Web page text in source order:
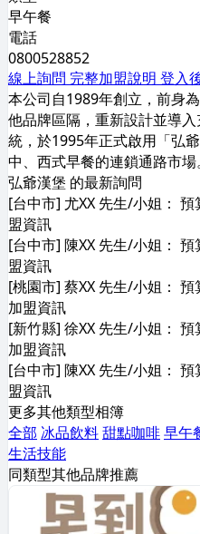
早午餐
電話
0800528852
線上詢問 完整加盟說明 登入
本公司自1989年創立，前身
他品牌區隔，重新設計並導
統，於1995年正式啟用「弘
中、西式早餐的連鎖通路市
弘爺漢堡 的最新詢問
[台中市] 尤XX 先生/小姐：
盟資訊
[台中市] 陳XX 先生/小姐：
盟資訊
[桃園市] 蔡XX 先生/小姐：
加盟資訊
[新竹縣] 徐XX 先生/小姐：
加盟資訊
[台中市] 陳XX 先生/小姐：
盟資訊
更多其他類型相簿
全部 冰品飲料甜點咖啡早午
生活技能
同類型其他品牌推薦